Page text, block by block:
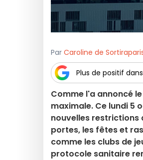
Par Caroline de
Plus de positif
Comme l'a annoncé
maximale. Ce lundi 5
nouvelles restrictions
portes, les fêtes et
comme les clubs de
protocole sanitaire